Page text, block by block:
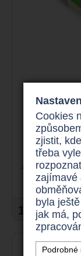
celková
15.900 Kč
Cookies
zjistit,
třeba
zajímavé
byla
jak má,
Podrobné